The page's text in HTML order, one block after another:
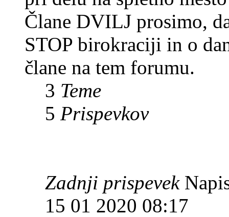
Člane DVILJ prosimo,
STOP birokraciji in o
člane na tem forumu.
3 Teme
5 Prispevkov
Zadnji prispevek
15 01 2020 08:17